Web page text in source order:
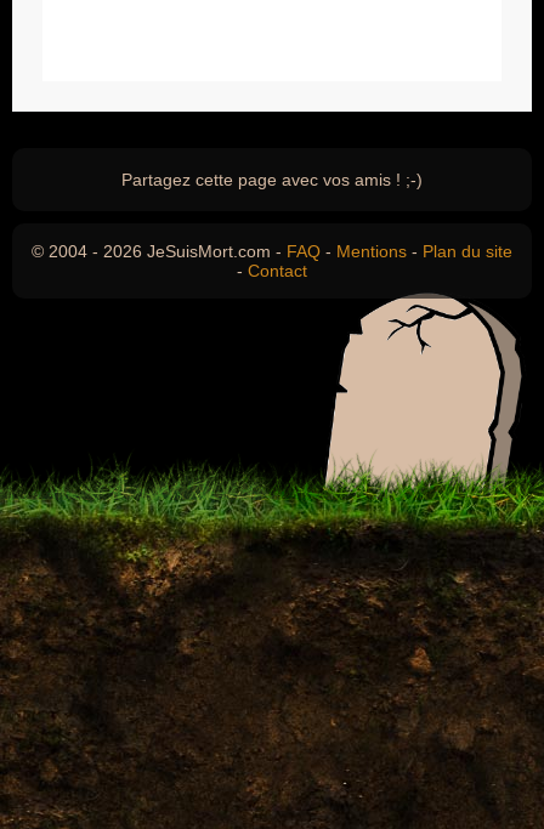
Partagez cette page avec vos amis ! ;-)
© 2004 - 2026 JeSuisMort.com - FAQ - Mentions - Plan du site
- Contact